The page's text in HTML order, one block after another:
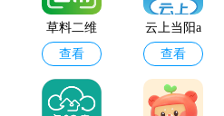
草料二维
码生成器a
pp
查看
云上当阳a
pp
查看